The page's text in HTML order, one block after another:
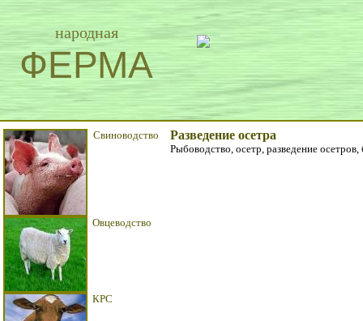
народная
ФЕРМА
Свиноводство
Овцеводство
КРС
Разведение осетра
Рыбоводство, осетр, разведение осетров,